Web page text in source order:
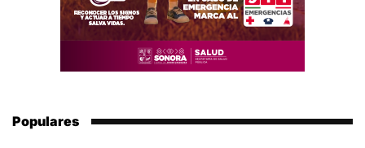
Populares